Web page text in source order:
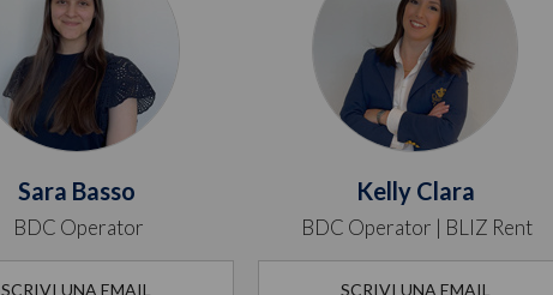
Sara Basso
BDC Operator
SCRIVI UNA EMAIL
Kelly Clara
BDC Operator | BLIZ Rent
SCRIVI UNA EMAIL